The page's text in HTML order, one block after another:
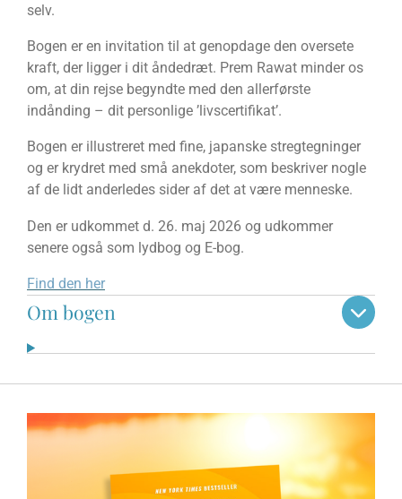
selv.
Bogen er en invitation til at genopdage den oversete
kraft, der ligger i dit åndedræt. Prem Rawat minder os
om, at din rejse be­gyndte med den allerførste
indånding – dit personlige ’livscertifi­kat’.
Bogen er illustreret med fine, japanske stregtegninger
og er krydret med små anekdoter, som beskriver nogle
af de lidt anderledes sider af det at være menneske.
Den er udkommet d. 26. maj 2026 og udkommer
senere også som lydbog og E-bog.
Find den her
Om bogen